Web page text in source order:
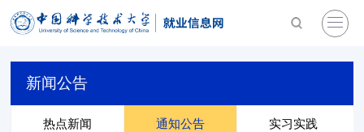
新闻公告
热点新闻 通知公告 实习实践